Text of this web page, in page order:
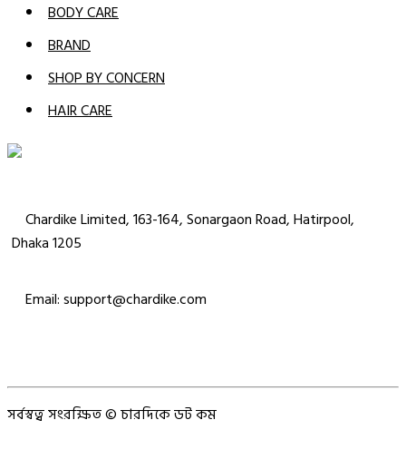
BODY CARE
BRAND
SHOP BY CONCERN
HAIR CARE
Chardike Limited, 163-164, Sonargaon Road, Hatirpool,
Dhaka 1205
Email: support@chardike.com
সর্বস্বত্ব সংরক্ষিত © চারদিকে ডট কম